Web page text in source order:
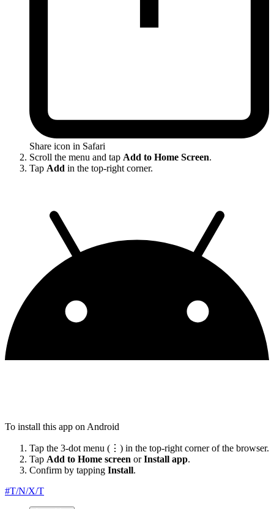
Share icon in Safari
Scroll the menu and tap Add to Home Screen.
Tap Add in the top-right corner.
To install this app on Android
Tap the 3-dot menu (⋮) in the top-right corner of the browser.
Tap Add to Home screen orInstall app.
Confirm by tapping Install.
#T/N/X/T